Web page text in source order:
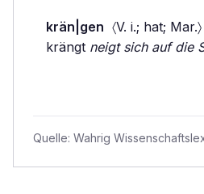
krän|gen 〈V. i.; hat;
krängt neigt sich auf die
Quelle: Wahrig